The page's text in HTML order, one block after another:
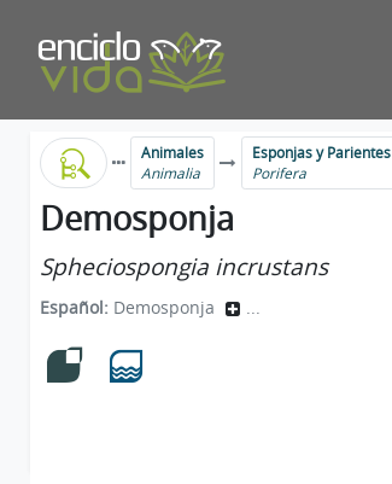
Animales
Animalia
Esponjas y Parientes
Porifera
Demosponja
Spheciospongia incrustans
Español: Demosponja ...